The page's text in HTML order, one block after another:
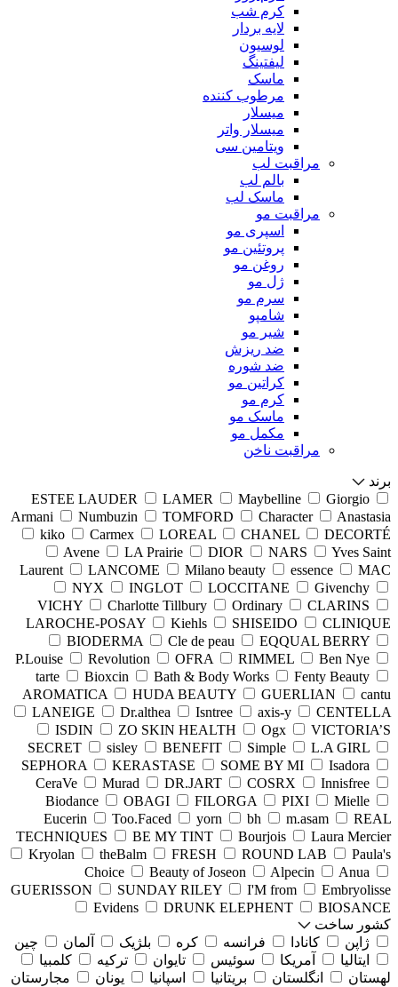
کرم شب
لایه بردار
لوسیون
لیفتینگ
ماسک
مرطوب کننده
میسلار
میسلار واتر
ویتامین سی
مراقبت لب
بالم لب
ماسک لب
مراقبت مو
اسپری مو
پروتئین مو
روغن مو
ژل مو
سرم مو
شامپو
شیر مو
ضد ریزش
ضد شوره
کراتین مو
کرم مو
ماسک مو
مکمل مو
مراقبت ناخن
برند
ESTEE LAUDER
LAMER Maybelline
Giorgio
Armani
Numbuzin TOMFORD Character
Anastasia
kiko
Carmex LOREAL CHANEL
DECORTÉ
Avene
LA Prairie DIOR NARS
Yves Saint
Laurent
LANCOME Milano beauty essence
MAC
NYX
INGLOT LOCCITANE
Givenchy
VICHY
Charlotte Tillbury Ordinary
CLARINS
LAROCHE-POSAY
Kiehls SHISEIDO
CLINIQUE
BIODERMA
Cle de peau
EQQUAL BERRY
P.Louise
Revolution OFRA RIMMEL
Ben Nye
tarte
Bioxcin Bath & Body Works
Fenty Beauty
AROMATICA
HUDA BEAUTY GUERLIAN
cantu
LANEIGE
Dr.althea Isntree axis-y
CENTELLA
ISDIN
ZO SKIN HEALTH Ogx
VICTORIA’S
SECRET
sisley BENEFIT Simple
L.A GIRL
SEPHORA
KERASTASE SOME BY MI
Isadora
CeraVe
Murad DR.JART COSRX
Innisfree
Biodance
OBAGI FILORGA PIXI
Mielle
Eucerin
Too.Faced yorn bh m.asam
REAL
TECHNIQUES
BE MY TINT Bourjois
Laura Mercier
Kryolan
theBalm FRESH ROUND LAB
Paula's
Choice
Beauty of Joseon Alpecin
Anua
GUERISSON
SUNDAY RILEY I'M from
Embryolisse
Evidens
DRUNK ELEPHENT
BIOSANCE
کشور ساخت
ژاپن
کانادا فرانسه کره بلژیک آلمان
چین
ایتالیا
آمریکا سوئیس تایوان ترکیه
کلمبیا
لهستان
انگلستان بریتانیا اسپانیا یونان
مجارستان